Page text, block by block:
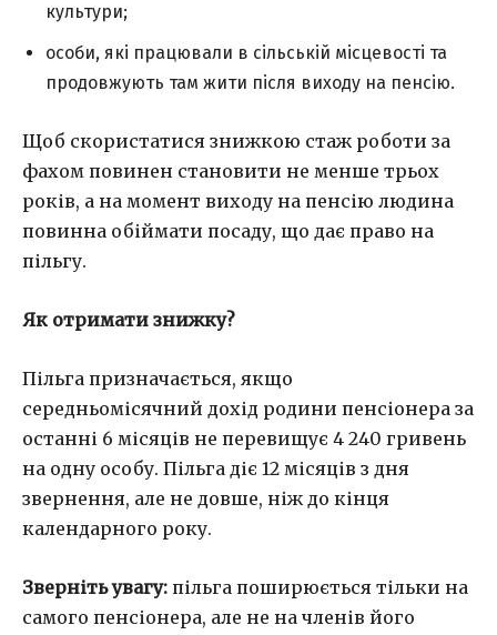
культури;
особи, які працювали в сільській місцевості та
продовжують там жити після виходу на пенсію.
Щоб скористатися знижкою стаж роботи за
фахом повинен становити не менше трьох
років, а на момент виходу на пенсію людина
повинна обіймати посаду, що дає право на
пільгу.
Як отримати знижку?
Пільга призначається, якщо
середньомісячний дохід родини пенсіонера за
останні 6 місяців не перевищує 4 240 гривень
на одну особу. Пільга діє 12 місяців з дня
звернення, але не довше, ніж до кінця
календарного року.
Зверніть увагу: пільга поширюється тільки на
самого пенсіонера, але не на членів його